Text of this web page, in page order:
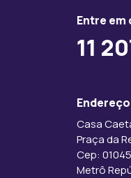
Entre
11
Endereço
Casa
Praça da
Cep:
Metrô